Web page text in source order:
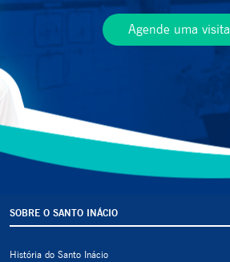
Agende uma visita
SOBRE O SANTO INÁCIO
História do Santo Inácio